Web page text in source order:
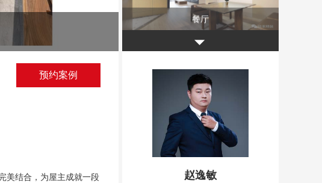
平面设计图
餐厅
餐厅
◥
预约案例
美结合，为屋主成就一段
赵逸敏